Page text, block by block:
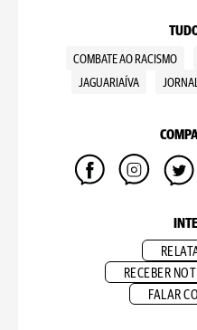
COMBATE AO RACISMO
JAGUARIAÍVA
RECEBER
FALAR